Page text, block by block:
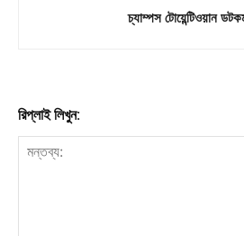
চ্যাম্পস টোয়েন্টিওয়ান
রিপ্লাই লিখুন: